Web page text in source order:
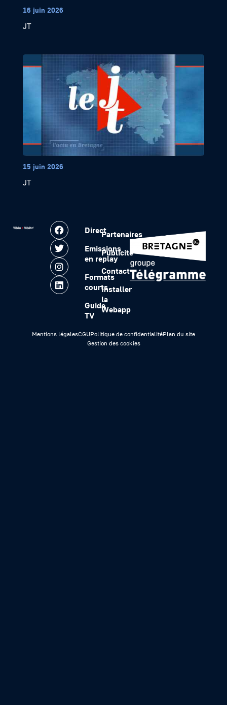
16 juin 2026
JT
15 juin 2026
JT
Direct
Emissions
en replay
Formats
courts
Guide
TV
Partenaires
Publicité
Contact
Installer
la
Webapp
Mentions légalesCGUPolitique de confidentialitéPlan du site
Gestion des cookies